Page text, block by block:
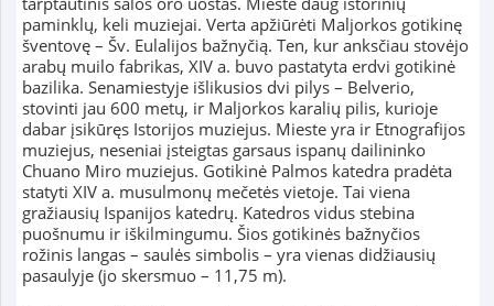
paminklų, keli muziejai. Verta apžiūrėti Maljorkos gotikinę
šventovę – Šv. Eulalijos bažnyčią. Ten, kur anksčiau stovėjo
arabų muilo fabrikas, XIV a. buvo pastatyta erdvi gotikinė
bazilika. Senamiestyje išlikusios dvi pilys – Belverio,
stovinti jau 600 metų, ir Maljorkos karalių pilis, kurioje
dabar įsikūręs Istorijos muziejus. Mieste yra ir Etnografijos
muziejus, neseniai įsteigtas garsaus ispanų dailininko
Chuano Miro muziejus. Gotikinė Palmos katedra pradėta
statyti XIV a. musulmonų mečetės vietoje. Tai viena
gražiausių Ispanijos katedrų. Katedros vidus stebina
puošnumu ir iškilmingumu. Šios gotikinės bažnyčios
rožinis langas – saulės simbolis – yra vienas didžiausių
pasaulyje (jo skersmuo – 11,75 m).